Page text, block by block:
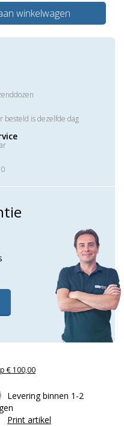
winkelwagen
besteld is dezelfde dag
€ 100,00
Levering binnen 1-2
Print artikel